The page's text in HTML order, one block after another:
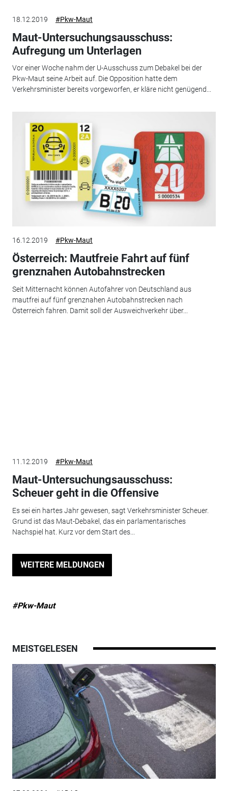
18.12.2019 #Pkw-Maut
Maut-Untersuchungsausschuss:
Aufregung um Unterlagen
Vor einer Woche nahm der U-Ausschuss zum Debakel bei der
Pkw-Maut seine Arbeit auf. Die Opposition hatte dem
Verkehrsminister bereits vorgeworfen, er kläre nicht genügend...
16.12.2019 #Pkw-Maut
Österreich: Mautfreie Fahrt auf fünf
grenznahen Autobahnstrecken
Seit Mitternacht können Autofahrer von Deutschland aus
mautfrei auf fünf grenznahen Autobahnstrecken nach
Österreich fahren. Damit soll der Ausweichverkehr über...
11.12.2019 #Pkw-Maut
Maut-Untersuchungsausschuss:
Scheuer geht in die Offensive
Es sei ein hartes Jahr gewesen, sagt Verkehrsminister Scheuer.
Grund ist das Maut-Debakel, das ein parlamentarisches
Nachspiel hat. Kurz vor dem Start des...
WEITERE MELDUNGEN
#Pkw-Maut
MEISTGELESEN